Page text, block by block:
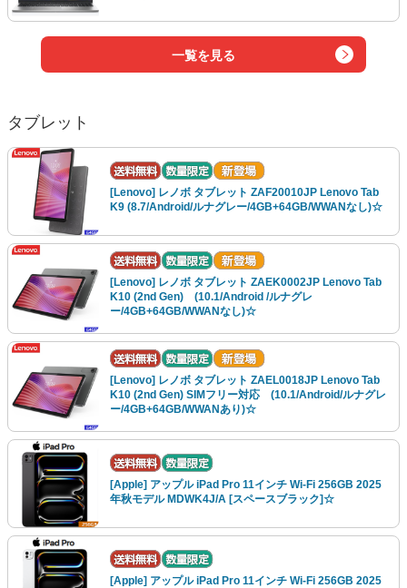
一覧を見る
タブレット
[Lenovo] レノボ タブレット ZAF20010JP Lenovo Tab
K9 (8.7/Android/ルナグレー/4GB+64GB/WWANなし)☆
[Lenovo] レノボ タブレット ZAEK0002JP Lenovo Tab
K10 (2nd Gen) (10.1/Android /ルナグレ
ー/4GB+64GB/WWANなし)☆
[Lenovo] レノボ タブレット ZAEL0018JP Lenovo Tab
K10 (2nd Gen) SIMフリー対応 (10.1/Android/ルナグレ
ー/4GB+64GB/WWANあり)☆
[Apple] アップル iPad Pro 11インチ Wi-Fi 256GB 2025
年秋モデル MDWK4J/A [スペースブラック]☆
[Apple] アップル iPad Pro 11インチ Wi-Fi 256GB 2025